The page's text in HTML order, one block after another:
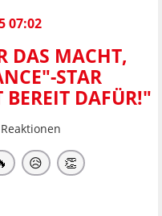
07:02
DAS MACHT,
STAR
DAFÜR!"
Reaktionen
😥 👏